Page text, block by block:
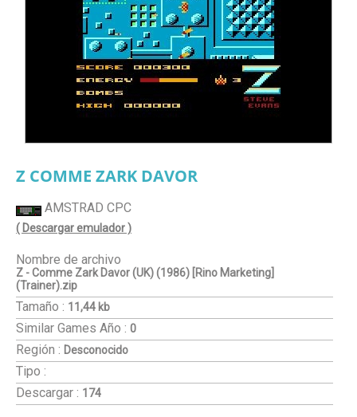
Z COMME ZARK DAVOR
AMSTRAD CPC
( Descargar emulador )
Nombre de archivo
Z - Comme Zark Davor (UK) (1986) [Rino Marketing]
(Trainer).zip
Tamaño : 11,44 kb
Similar Games Año : 0
Región : Desconocido
Tipo :
Descargar : 174